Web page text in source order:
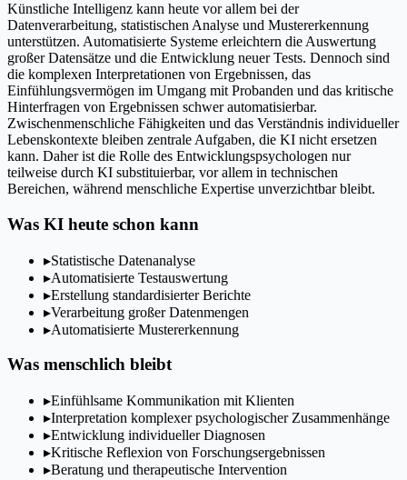
Künstliche Intelligenz kann heute vor allem bei der
Datenverarbeitung, statistischen Analyse und Mustererkennung
unterstützen. Automatisierte Systeme erleichtern die Auswertung
großer Datensätze und die Entwicklung neuer Tests. Dennoch sind
die komplexen Interpretationen von Ergebnissen, das
Einfühlungsvermögen im Umgang mit Probanden und das kritische
Hinterfragen von Ergebnissen schwer automatisierbar.
Zwischenmenschliche Fähigkeiten und das Verständnis individueller
Lebenskontexte bleiben zentrale Aufgaben, die KI nicht ersetzen
kann. Daher ist die Rolle des Entwicklungspsychologen nur
teilweise durch KI substituierbar, vor allem in technischen
Bereichen, während menschliche Expertise unverzichtbar bleibt.
Was KI heute schon kann
▸Statistische Datenanalyse
▸Automatisierte Testauswertung
▸Erstellung standardisierter Berichte
▸Verarbeitung großer Datenmengen
▸Automatisierte Mustererkennung
Was menschlich bleibt
▸Einfühlsame Kommunikation mit Klienten
▸Interpretation komplexer psychologischer Zusammenhänge
▸Entwicklung individueller Diagnosen
▸Kritische Reflexion von Forschungsergebnissen
▸Beratung und therapeutische Intervention